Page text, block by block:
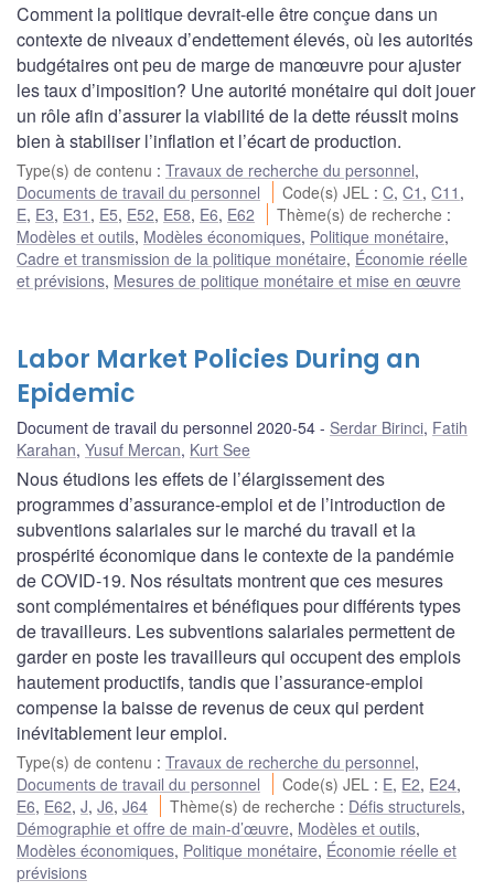
Comment la politique devrait-elle être conçue dans un
contexte de niveaux d’endettement élevés, où les autorités
budgétaires ont peu de marge de manœuvre pour ajuster
les taux d’imposition? Une autorité monétaire qui doit jouer
un rôle afin d’assurer la viabilité de la dette réussit moins
bien à stabiliser l’inflation et l’écart de production.
Type(s) de contenu : Travaux de recherche du personnel,
Documents de travail du personnel
Code(s) JEL :C,C1 ,C11 ,
E, E3, E31 , E5, E52, E58, E6, E62 Thème(s) de recherche :
Modèles et outils, Modèles économiques, Politique monétaire,
Cadre et transmission de la politique monétaire, Économie réelle
et prévisions, Mesures de politique monétaire et mise en œuvre
Labor Market Policies During an
Epidemic
Document de travail du personnel 2020-54 Serdar Birinci, Fatih
Karahan, Yusuf Mercan, Kurt See
Nous étudions les effets de l’élargissement des
programmes d’assurance-emploi et de l’introduction de
subventions salariales sur le marché du travail et la
prospérité économique dans le contexte de la pandémie
de COVID-19. Nos résultats montrent que ces mesures
sont complémentaires et bénéfiques pour différents types
de travailleurs. Les subventions salariales permettent de
garder en poste les travailleurs qui occupent des emplois
hautement productifs, tandis que l’assurance-emploi
compense la baisse de revenus de ceux qui perdent
inévitablement leur emploi.
Type(s) de contenu : Travaux de recherche du personnel,
Documents de travail du personnel
Code(s) JEL : E, E2, E24,
E6, E62, J, J6, J64 Thème(s) de recherche : Défis structurels,
Démographie et offre de main-d’œuvre, Modèles et outils,
Modèles économiques, Politique monétaire, Économie réelle et
prévisions